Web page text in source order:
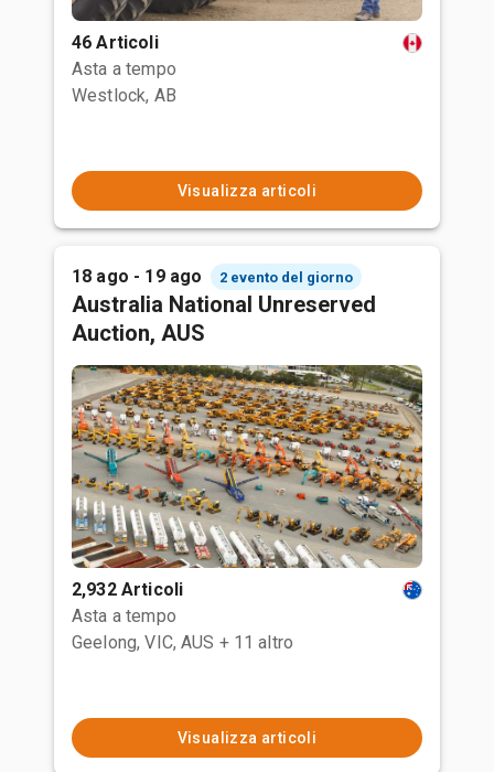
46 Articoli
Asta a tempo
Westlock, AB
Visualizza articoli
18 ago - 19 ago 2 evento del giorno
Australia National Unreserved
Auction, AUS
2,932 Articoli
Asta a tempo
Geelong, VIC, AUS + 11 altro
Visualizza articoli